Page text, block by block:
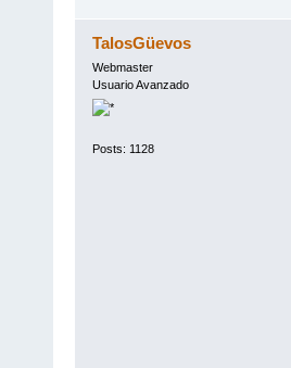
TalosGüevos
Webmaster
Usuario Avanzado
Posts: 1128